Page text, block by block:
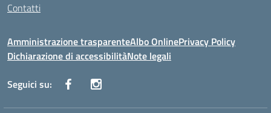
Contatti
Amministrazione trasparenteAlbo OnlinePrivacy Policy
Dichiarazione di accessibilitàNote legali
Seguici su: